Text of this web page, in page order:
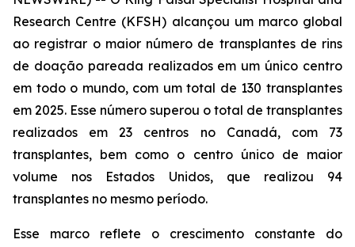
Research Centre (KFSH) alcançou um marco global
ao registrar o maior número de transplantes de rins
de doação pareada realizados em um único centro
em todo o mundo, com um total de 130 transplantes
em 2025. Esse número superou o total de transplantes
realizados em 23 centros no Canadá, com 73
transplantes, bem como o centro único de maior
volume nos Estados Unidos, que realizou 94
transplantes no mesmo período.
Esse marco reflete o crescimento constante do